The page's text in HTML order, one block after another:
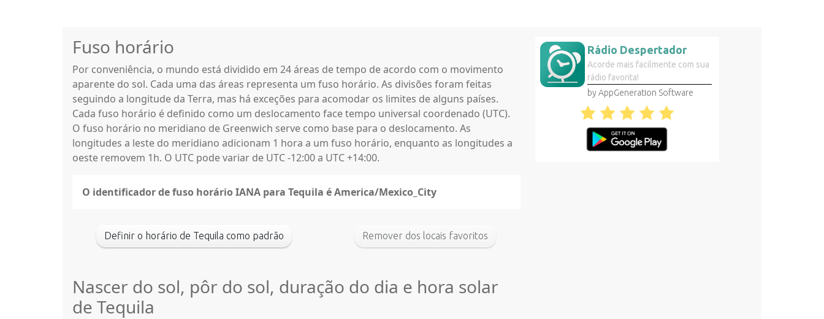
Fuso horário
Por conveniência, o mundo está dividido em 24 áreas de tempo de acordo com o movimento
aparente do sol. Cada uma das áreas representa um fuso horário. As divisões foram feitas
seguindo a longitude da Terra, mas há exceções para acomodar os limites de alguns países.
Cada fuso horário é definido como um deslocamento face tempo universal coordenado (UTC).
O fuso horário no meridiano de Greenwich serve como base para o deslocamento. As
longitudes a leste do meridiano adicionam 1 hora a um fuso horário, enquanto as longitudes a
oeste removem 1h. O UTC pode variar de UTC -12:00 a UTC +14:00.
O identificador de fuso horário IANA para Tequila é America/Mexico_City
Definir o horário de Tequila como padrão Remover dos locais favoritos
Nascer do sol, pôr do sol, duração do dia e hora solar
de Tequila
Rádio Despertador
Acorde mais facilmente com sua
rádio favorita!
by AppGeneration Software